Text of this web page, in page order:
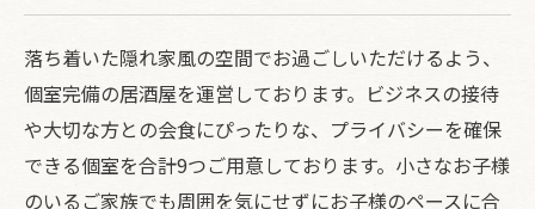
落ち着いた隠れ家風の空間でお過ごしいただけるよう、
個室完備の居酒屋を運営しております。ビジネスの接待
や大切な方との会食にぴったりな、プライバシーを確保
できる個室を合計9つご用意しております。小さなお子様
のいるご家族でも周囲を気にせずにお子様のペースに合